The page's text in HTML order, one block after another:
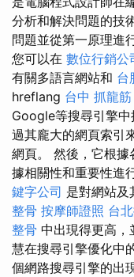
分析和解決問題的技
問題並從第一原理進
您可以在 數位行銷公
有關多語言網站和 台
hreflang 台中 抓龍筋
Google等搜尋引擎
過其龐大的網頁索引
網頁。 然後，它根據
據相關性和重要性
鍵字公司 是對網站及
整骨 按摩師證照 台
整骨 中出現得更高，
慧在搜尋引擎優化中
個網路搜尋引擎的出